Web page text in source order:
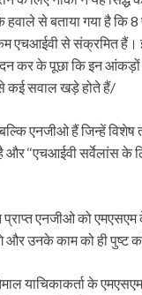
से बताया गया है कि
एचआईवी से संक्रमित हैं।
कर के पूछा कि इन
कई सवाल खड़े होते हैं/
एनजीओ हैं जिन्हें विशेष
‘‘एचआईवी सर्वेलांस के
एनजीओ को
और उनके काम को ही पुष्ट
याचिकाकर्ता के